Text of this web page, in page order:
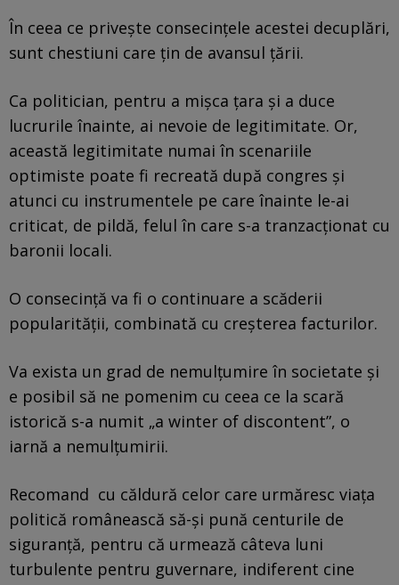
În ceea ce privește consecințele acestei decuplări,
sunt chestiuni care țin de avansul țării.
Ca politician, pentru a mișca țara și a duce
lucrurile înainte, ai nevoie de legitimitate. Or,
această legitimitate numai în scenariile
optimiste poate fi recreată după congres și
atunci cu instrumentele pe care înainte le-ai
criticat, de pildă, felul în care s-a tranzacționat cu
baronii locali.
O consecință va fi o continuare a scăderii
popularității, combinată cu creșterea facturilor.
Va exista un grad de nemulțumire în societate și
e posibil să ne pomenim cu ceea ce la scară
istorică s-a numit „a winter of discontent”, o
iarnă a nemulțumirii.
Recomand cu căldură celor care urmăresc viața
politică românească să-și pună centurile de
siguranță, pentru că urmează câteva luni
turbulente pentru guvernare, indiferent cine